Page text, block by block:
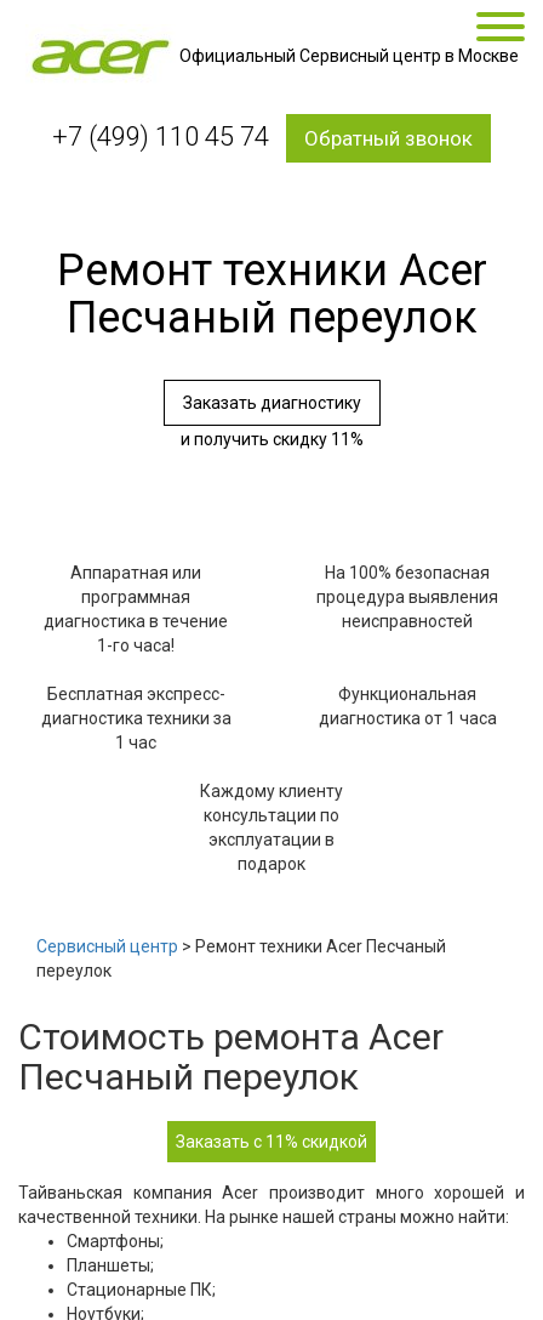
Официальный Сервисный центр в Москве
+7 (499) 110 45 74 Обратный звонок
Ремонт техники Acer
Песчаный переулок
Заказать диагностику
и получить скидку 11%
Аппаратная или
программная
диагностика в течение
1-го часа!
На 100% безопасная
процедура выявления
неисправностей
Бесплатная экспресс-
диагностика техники за
1 час
Функциональная
диагностика от 1 часа
Каждому клиенту
консультации по
эксплуатации в
подарок
Сервисный центр > Ремонт техники Acer Песчаный
переулок
Стоимость ремонта Acer
Песчаный переулок
Заказать с 11% скидкой
Тайваньская компания Acer производит много хорошей и
качественной техники. На рынке нашей страны можно найти:
Смартфоны;
Планшеты;
Стационарные ПК;
Ноутбуки;